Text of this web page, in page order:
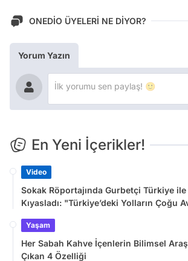
ONEDİO ÜYELERİ NE DİYOR?
Yorum Yazın
En Yeni İçerikler!
Video
Sokak Röportajında Gurbetçi Türkiye ile
Kıyasladı: "Türkiye’deki Yolların Çoğu
Yaşam
Her Sabah Kahve İçenlerin Bilimsel
Çıkan 4 Özelliği